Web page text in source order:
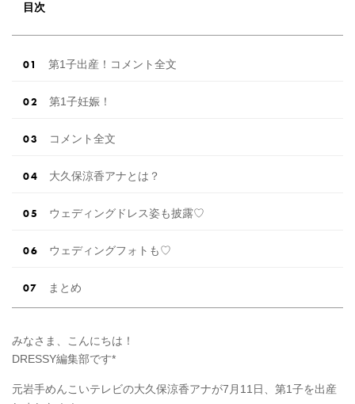
目次
第1子出産！コメント全文
第1子妊娠！
コメント全文
大久保涼香アナとは？
ウェディングドレス姿も披露♡
ウェディングフォトも♡
まとめ
みなさま、こんにちは！
DRESSY編集部です*
元岩手めんこいテレビの大久保涼香アナが7月11日、第1子を出産